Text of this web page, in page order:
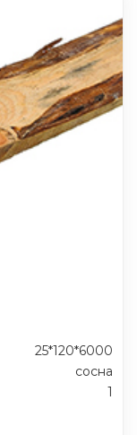
25*120*6000
сосна
1